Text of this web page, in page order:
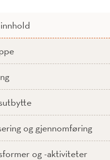
og gjennomføring
og -aktiviteter